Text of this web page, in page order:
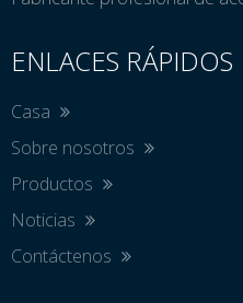
ENLACES RÁPIDOS
Casa
Sobre nosotros
Productos
Noticias
Contáctenos